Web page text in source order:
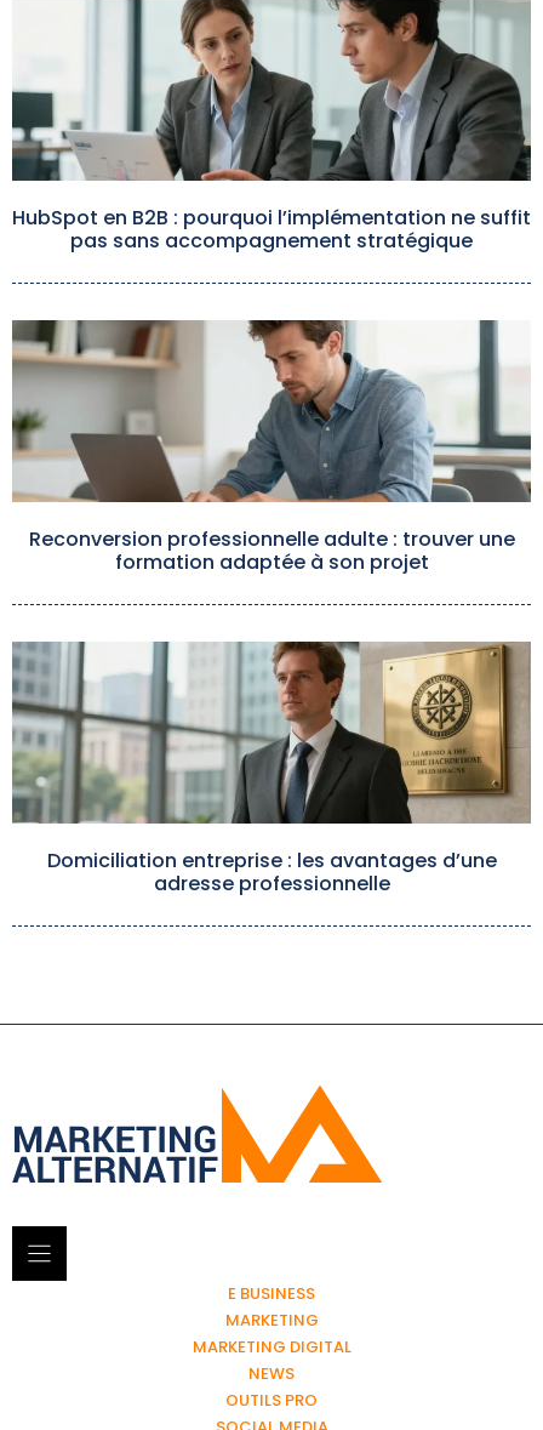
HubSpot en B2B : pourquoi l’implémentation ne suffit
pas sans accompagnement stratégique
Reconversion professionnelle adulte : trouver une
formation adaptée à son projet
Domiciliation entreprise : les avantages d’une
adresse professionnelle
E BUSINESS
MARKETING
MARKETING DIGITAL
NEWS
OUTILS PRO